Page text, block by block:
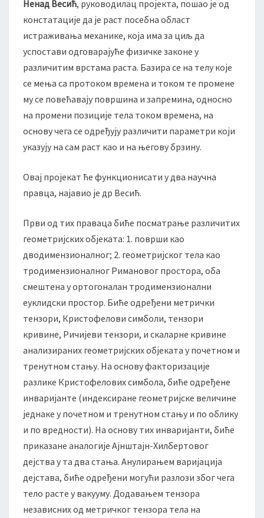
Ненад Весић, руководилац пројекта, пошао је од
констатације да је раст посебна област
истраживања механике, која има за циљ да
успостави одговарајуће физичке законе у
различитим врстама раста. Базира се на телу које
се мења са протоком времена и током те промене
му се повећавају површина и запремина, односно
на промени позиције тела током времена, на
основу чега се одређују различити параметри који
указују на сам раст као и на његову брзину.
Овај пројекат ће функционисати у два научна
правца, најавио је др Весић.
Први од тих праваца биће посматрање различитих
геометријских објеката: 1. површи као
дводимензионалног; 2. геометријског тела као
тродимензионалног Римановог простора, оба
смештена у ортогоналан тродимензионални
еуклидски простор. Биће одређени метрички
тензори, Кристофелови симболи, тензори
кривине, Ричијеви тензори, и скаларне кривине
анализираних геометријских објеката у почетном и
тренутном стању. На основу факторизације
разлике Кристофелових симбола, биће одређене
инваријанте (индексиране геометријске величине
једнаке у почетном и тренутном стању и по облику
и по вредности). На основу тих инваријанти, биће
приказане аналогије Ајнштајн-Хилбертовог
дејства у та два стања. Анулирањем варијација
дејстава, биће одређени могући разлози због чега
тело расте у вакууму. Додавањем тензора
независних од метричког тензора тела на